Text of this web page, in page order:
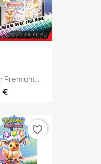
€
favorite_border